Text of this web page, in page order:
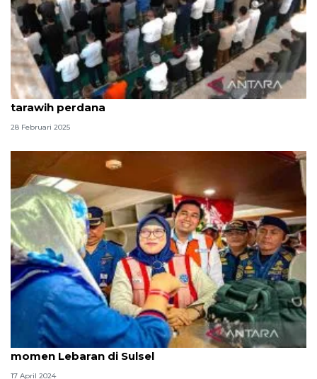
Umat muslim di Makassar padati masjid shalat
tarawih perdana
28 Februari 2025
Kemenhub: 9.475 orang pakai kereta api pada
momen Lebaran di Sulsel
17 April 2024